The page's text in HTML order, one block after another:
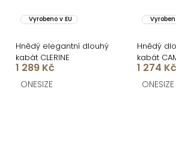
Vyrobeno v EU
Hnědý elegantní dlouhý
kabát CLERINE
1 289 Kč
ONESIZE
Hnědý
kabát
1 274 Kč
ONESIZE